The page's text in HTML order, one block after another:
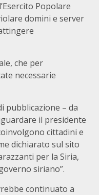
Popolare
domini e server
che per
necessarie
pubblicazione – da
il presidente
cittadini e
dichiarato sul sito
per la Siria,
siriano”.
continuato a